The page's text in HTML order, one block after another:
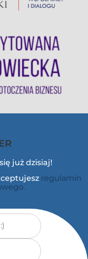
już dzisiaj!
regulamin